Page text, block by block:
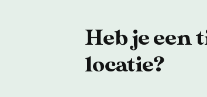
Heb je een
locatie?